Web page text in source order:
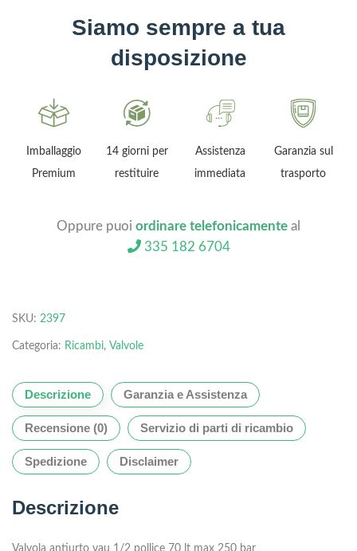
Siamo sempre a tua
disposizione
Imballaggio
Premium
14 giorni per
restituire
Assistenza
immediata
Garanzia sul
trasporto
Oppure puoi ordinare telefonicamente al
335 182 6704
SKU: 2397
Categoria: Ricambi, Valvole
Descrizione Garanzia e Assistenza
Recensione (0) Servizio di parti di ricambio
Spedizione Disclaimer
Descrizione
Valvola antiurto vau 1/2 pollice 70 lt max 250 bar